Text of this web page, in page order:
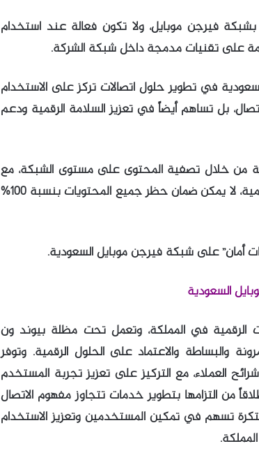
فيرجن موبايل، ولا تكون فعالة عند استخدام
على تقنيات مدمجة داخل شبكة الشركة.
في تطوير حلول اتصالات تركز على الاستخدام
بل تساهم أيضاً في تعزيز السلامة الرقمية ودعم
من خلال تصفية المحتوى على مستوى الشبكة، مع
الإشارة إلى أنه، كما هو الحال مع جميع تقنيات الحماية الرقمية، لا يمكن ضمان حظر جميع المحتويات بنسبة 100%
أمان” على شبكة فيرجن موبايل السعودية.
السعودية
الرقمية في المملكة، وتعمل تحت مظلة بيوند ون
والبساطة والاعتماد على الحلول الرقمية. وتوفر
العملاء، مع التركيز على تعزيز تجربة المستخدم
من التزامها بتطوير خدمات تتجاوز مفهوم الاتصال
تسهم في تمكين المستخدمين وتعزيز الاستخدام